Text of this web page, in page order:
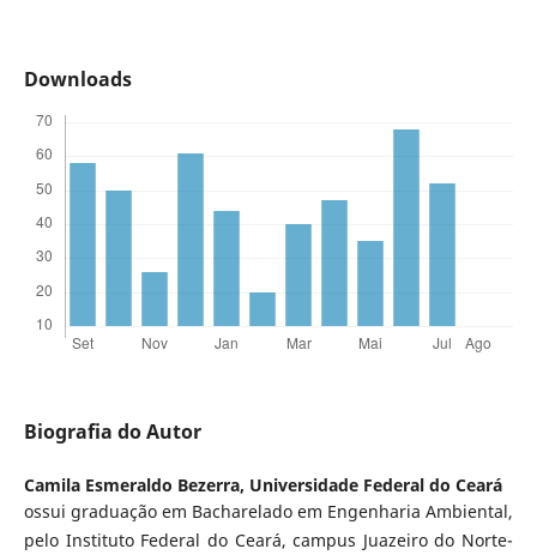
Downloads
Biografia do Autor
Camila Esmeraldo Bezerra, Universidade Federal do Ceará
ossui graduação em Bacharelado em Engenharia Ambiental,
pelo Instituto Federal do Ceará, campus Juazeiro do Norte-